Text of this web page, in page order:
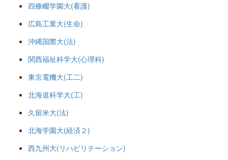
四條畷学園大(看護)
広島工業大(生命)
沖縄国際大(法)
関西福祉科学大(心理科)
東京電機大(工二)
北海道科学大(工)
久留米大(法)
北海学園大(経済２)
西九州大(リハビリテーション)